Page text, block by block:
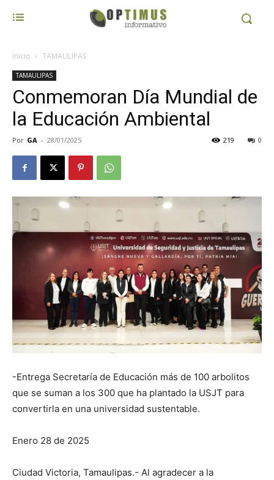
Inicio TAMAULIPAS
TAMAULIPAS
Conmemoran Día Mundial de
la Educación Ambiental
Por GA - 28/01/2025 0
219
-Entrega Secretaría de Educación más de 100 arbolitos
que se suman a los 300 que ha plantado la USJT para
convertirla en una universidad sustentable.
Enero 28 de 2025
Ciudad Victoria, Tamaulipas.- Al agradecer a la